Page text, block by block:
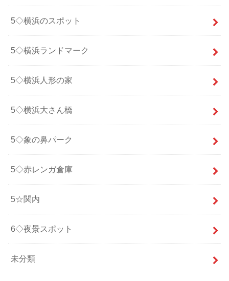
5◇横浜のスポット
5◇横浜ランドマーク
5◇横浜人形の家
5◇横浜大さん橋
5◇象の鼻パーク
5◇赤レンガ倉庫
5☆関内
6◇夜景スポット
未分類